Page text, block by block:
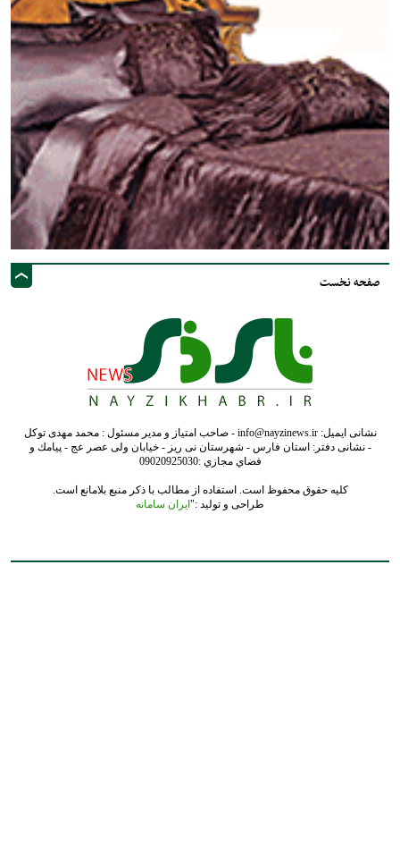
صفحه نخست
نشانی ایمیل: info@nayzinews.ir - صاحب امتیاز و مدیر مسئول : محمد مهدی توکل
- نشانی دفتر: استان فارس - شهرستان نی ریز - خیابان ولی عصر عج - پيامك و
فضاي مجازي :09020925030
کلیه حقوق محفوظ است. استفاده از مطالب با ذکر منبع بلامانع است.
طراحی و تولید :"ایران سامانه